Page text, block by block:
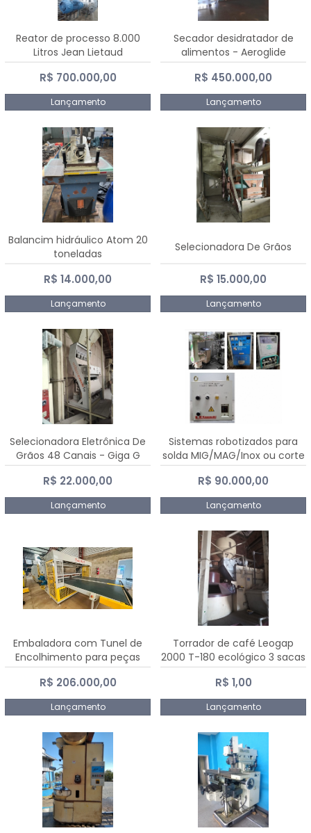
Reator de processo 8.000
Litros Jean Lietaud
R$ 700.000,00
Lançamento
Secador desidratador de
alimentos - Aeroglide
R$ 450.000,00
Lançamento
Balancim hidráulico Atom 20
toneladas
R$ 14.000,00
Lançamento
Selecionadora De Grãos
R$ 15.000,00
Lançamento
Selecionadora Eletrônica De
Grãos 48 Canais - Giga G
10000
R$ 22.000,00
Lançamento
Sistemas robotizados para
solda MIG/MAG/Inox ou corte
plasma
R$ 90.000,00
Lançamento
Embaladora com Tunel de
Encolhimento para peças
grandes portas janelas -
Dalmak
R$ 206.000,00
Lançamento
Torrador de café Leogap
2000 T-180 ecológico 3 sacas
de carga 540 kg/h
R$ 1,00
Lançamento